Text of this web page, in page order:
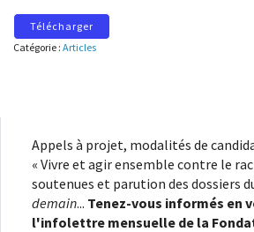
Télécharger
Catégorie : Articles
Appels à projet, modalités de
« Vivre et agir ensemble contre le
soutenues et parution des dossiers
demain... Tenez-vous informés en
l'infolettre mensuelle de la